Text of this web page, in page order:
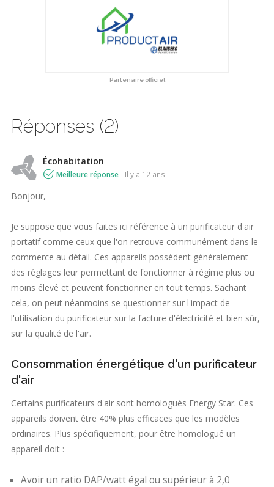
Partenaire officiel
Réponses (2)
Écohabitation
Meilleure réponse il y a 12 ans
Bonjour,
Je suppose que vous faites ici référence à un purificateur d'air
portatif comme ceux que l'on retrouve communément dans le
commerce au détail. Ces appareils possèdent généralement
des réglages leur permettant de fonctionner à régime plus ou
moins élevé et peuvent fonctionner en tout temps. Sachant
cela, on peut néanmoins se questionner sur l'impact de
l'utilisation du purificateur sur la facture d'électricité et bien sûr,
sur la qualité de l'air.
Consommation énergétique d'un purificateur
d'air
Certains purificateurs d'air sont homologués Energy Star. Ces
appareils doivent être 40% plus efficaces que les modèles
ordinaires. Plus spécifiquement, pour être homologué un
appareil doit :
Avoir un ratio DAP/watt égal ou supérieur à 2,0